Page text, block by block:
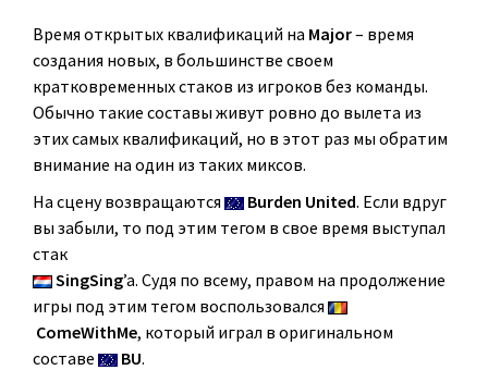
Время открытых квалификаций на Major– время
создания новых, в большинстве своем
кратковременных стаков из игроков без команды.
Обычно такие составы живут ровно до вылета из
этих самых квалификаций, но в этот раз мы обратим
внимание на один из таких миксов.
На сцену возвращаются
Burden United. Если вдруг
вы забыли, то под этим тегом в свое время выступал
стак
SingSing’a. Судя по всему, правом на продолжение
игры под этим тегом воспользовался
ComeWithMe, который играл в оригинальном
составе
BU.